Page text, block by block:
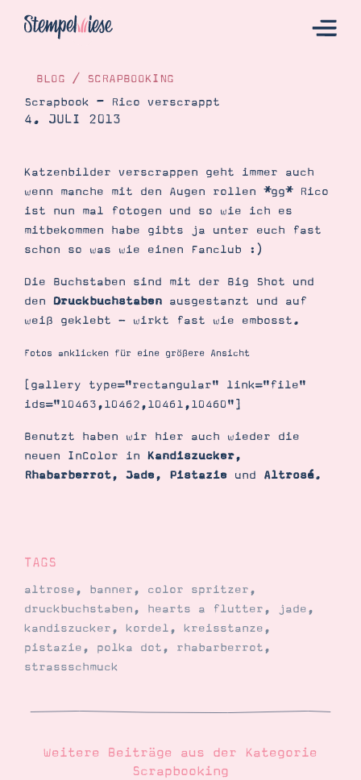
Katalog
Bestellen
Kontakt
Angebote
Blog
Gutscheine
Produkte erklärt
Über mich
Über Stampin’ Up!
Ordnungstipps
Datenschutz
BLOG / SCRAPBOOKING
Scrapbook – Rico verscrappt
4. JULI 2013
Katzenbilder verscrappen geht immer auch
wenn manche mit den Augen rollen *gg* Rico
ist nun mal fotogen und so wie ich es
mitbekommen habe gibts ja unter euch fast
schon so was wie einen Fanclub :)
Die Buchstaben sind mit der Big Shot und
den Druckbuchstaben ausgestanzt und auf
weiß geklebt - wirkt fast wie embosst.
Fotos anklicken für eine größere Ansicht
[gallery type="rectangular" link="file"
ids="10463,10462,10461,10460"]
Benutzt haben wir hier auch wieder die
neuen InColor in Kandiszucker,
Rhabarberrot, Jade, Pistazie und Altrosé.
TAGS
altrose, banner, color spritzer,
druckbuchstaben, hearts a flutter, jade,
kandiszucker, kordel, kreisstanze,
pistazie, polka dot, rhabarberrot,
strassschmuck
Weitere Beiträge aus der Kategorie
Scrapbooking